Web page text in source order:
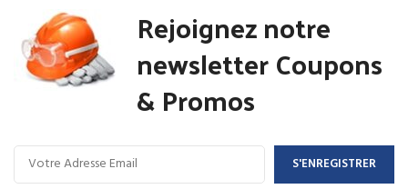
Rejoignez notre
newsletter Coupons
& Promos